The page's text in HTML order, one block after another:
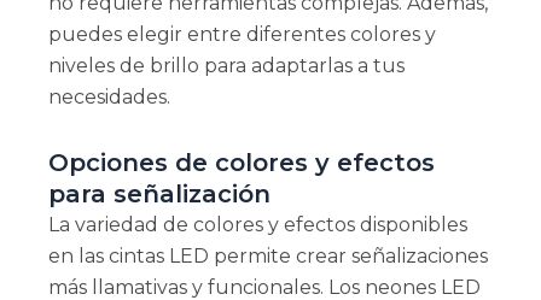
puedes elegir entre diferentes colores y
niveles de brillo para adaptarlas a tus
necesidades.
Opciones de colores y efectos
para señalización
La variedad de colores y efectos disponibles
en las cintas LED permite crear señalizaciones
más llamativas y funcionales. Los neones LED